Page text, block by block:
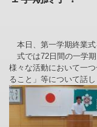
本日、第一学期終業式
式では72日間の一学
様々な活動において一
ること」等について話し